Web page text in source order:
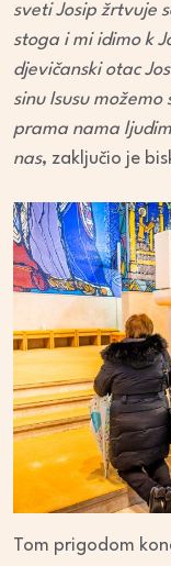
sveti Josip žrtvuje
stoga i mi idimo k
djevičanski otac
sinu Isusu
prama nama
nas, zaključio je
Tom prigodom